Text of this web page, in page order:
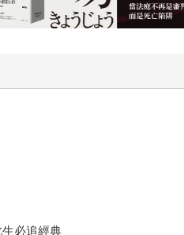
：「你看了，但沒看見。」
必追經典